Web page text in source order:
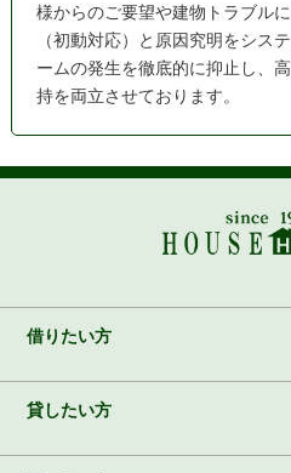
様からのご要望や建物トラブル
（初動対応）と原因究明をシス
ームの発生を徹底的に抑止し、
持を両立させております。
借りたい方
貸したい方